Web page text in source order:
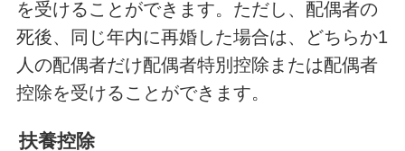
を受けることができます。ただし、配偶者の
死後、同じ年内に再婚した場合は、どちらか1
人の配偶者だけ配偶者特別控除または配偶者
控除を受けることができます。
扶養控除